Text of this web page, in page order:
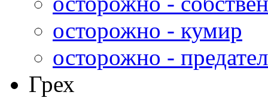
осторожно - кумир
осторожно -
Грех